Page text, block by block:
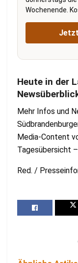
Wochenende.
Heute in der
Mehr Infos und
Media-Content
Tagesübersicht
Red. /